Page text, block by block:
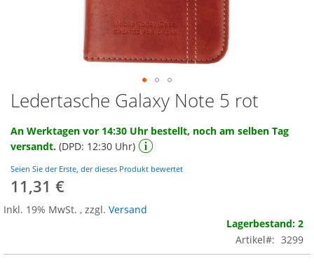
Zum
Anfang
der
Bildgalerie
springen
Ledertasche Galaxy Note 5 rot
An Werktagen vor 14:30 Uhr bestellt, noch am selben Tag
versandt. (DPD: 12:30 Uhr)
Seien Sie der Erste, der dieses Produkt bewertet
11,31 €
Inkl. 19% MwSt. , zzgl. Versand
Lagerbestand: 2
Artikel
3299